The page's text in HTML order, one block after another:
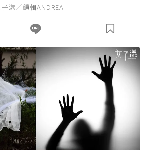
子漾／編輯ANDREA